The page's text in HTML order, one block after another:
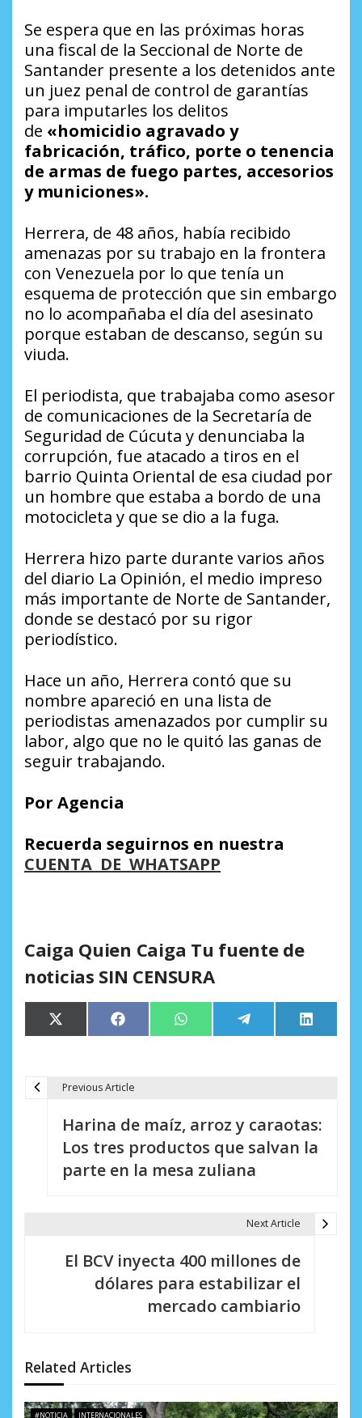
Se espera que en las próximas horas
una fiscal de la Seccional de Norte de
Santander presente a los detenidos ante
un juez penal de control de garantías
para imputarles los delitos
de «homicidio agravado y
fabricación, tráfico, porte o tenencia
de armas de fuego partes, accesorios
y municiones».
Herrera, de 48 años, había recibido
amenazas por su trabajo en la frontera
con Venezuela por lo que tenía un
esquema de protección que sin embargo
no lo acompañaba el día del asesinato
porque estaban de descanso, según su
viuda.
El periodista, que trabajaba como asesor
de comunicaciones de la Secretaría de
Seguridad de Cúcuta y denunciaba la
corrupción, fue atacado a tiros en el
barrio Quinta Oriental de esa ciudad por
un hombre que estaba a bordo de una
motocicleta y que se dio a la fuga.
Herrera hizo parte durante varios años
del diario La Opinión, el medio impreso
más importante de Norte de Santander,
donde se destacó por su rigor
periodístico.
Hace un año, Herrera contó que su
nombre apareció en una lista de
periodistas amenazados por cumplir su
labor, algo que no le quitó las ganas de
seguir trabajando.
Por Agencia
Recuerda seguirnos en nuestra
CUENTA DE WHATSAPP
Caiga Quien Caiga Tu fuente de
noticias SIN CENSURA
Compartir
en
X
(Twitter)
Compartir
en
Facebook Compartir
en
WhatsApp Compartir
en
Telegram
en
LinkedIn
n
d
Previous Article
Harina de maíz, arroz y caraotas:
Los tres productos que salvan la
parte en la mesa zuliana
Next Article
El BCV inyecta 400 millones de
dólares para estabilizar el
mercado cambiario
Related Articles
#NOTICIA INTERNACIONALES